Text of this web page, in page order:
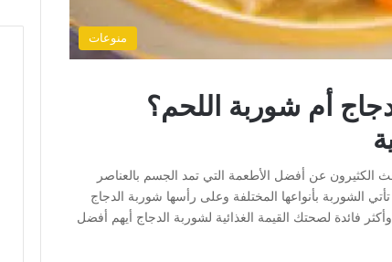
منوعات
أم شوربة اللحم؟
الكثيرون عن أفضل الأطعمة التي تمد الجسم بالعناصر
الشوربة بأنواعها المختلفة وعلى رأسها شوربة الدجاج
فائدة لصحتك القيمة الغذائية لشوربة الدجاج أيهم أفضل